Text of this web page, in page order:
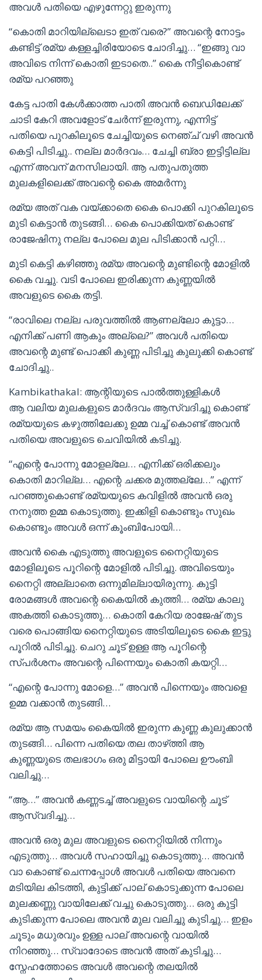
അവൾ പതിയെ എഴുന്നേറ്റു ഇരുന്നു
“കൊതി മാറിയില്ലെടാ ഇത് വരെ?” അവന്റെ നോട്ടം
കണ്ടിട്ട് രമ്യ കള്ളച്ചിരിയോടെ ചോദിച്ചു… “ഇങ്ങു വാ
അവിടെ നിന്ന് കൊതി ഇടാതെ..” കൈ നീട്ടികൊണ്ട്
രമ്യ പറഞ്ഞു
കേട്ട പാതി കേൾക്കാത്ത പാതി അവൻ ബെഡിലേക്ക്
ചാടി കേറി അവളോട്‌ ചേർന്ന് ഇരുന്നു, എന്നിട്ട്
പതിയെ പുറകിലൂടെ ചേച്ചിയുടെ നെഞ്ച് വഴി അവൻ
കെട്ടി പിടിച്ചു.. നല്ല മാർദവം… ചേച്ചി ബ്രാ ഇട്ടിട്ടില്ല
എന്ന് അവന് മനസിലായി. ആ പതുപതുത്ത
മുലകളിലെക്ക് അവന്റെ കൈ അമർന്നു
രമ്യ അത് വക വയ്ക്കാതെ കൈ പൊക്കി പുറകിലൂടെ
മുടി കെട്ടാൻ തുടങ്ങി… കൈ പൊക്കിയത് കൊണ്ട്
രാജേഷിനു നല്ല പോലെ മുല പിടിക്കാൻ പറ്റി…
മുടി കെട്ടി കഴിഞ്ഞു രമ്യ അവന്റെ മുണ്ടിന്റെ മോളിൽ
കൈ വച്ചു. വടി പോലെ ഇരിക്കുന്ന കുണ്ണയിൽ
അവളുടെ കൈ തട്ടി.
“രാവിലെ നല്ല പരുവത്തിൽ ആണല്ലോ കുട്ടാ…
എനിക്ക് പണി ആകും അല്ലെ?” അവൾ പതിയെ
അവന്റെ മുണ്ട് പൊക്കി കുണ്ണ പിടിച്ചു കുലുക്കി കൊണ്ട്
ചോദിച്ചു..
Kambikathakal: ആന്റിയുടെ പാല്‍ത്തുള്ളികള്‍
ആ വലിയ മുലകളുടെ മാർദവം ആസ്വദിച്ചു കൊണ്ട്
രമ്യയുടെ കഴുത്തിലേക്കു ഉമ്മ വച്ച് കൊണ്ട് അവൻ
പതിയെ അവളുടെ ചെവിയിൽ കടിച്ചു.
“എന്റെ പോന്നു മോളല്ലേ… എനിക്ക് ഒരിക്കലും
കൊതി മാറില്ല… എന്റെ ചക്കര മുത്തല്ലേ…” എന്ന്
പറഞ്ഞുകൊണ്ട് രമ്യയുടെ കവിളിൽ അവൻ ഒരു
നനുത്ത ഉമ്മ കൊടുത്തു. ഇക്കിളി കൊണ്ടും സുഖം
കൊണ്ടും അവൾ ഒന്ന് കൂംബിപോയി…
അവൻ കൈ എടുത്തു അവളുടെ നൈറ്റിയുടെ
മോളിലൂടെ പൂറിന്റെ മോളിൽ പിടിച്ചു. അവിടെയും
നൈറ്റി അല്ലാതെ ഒന്നുമില്ലായിരുന്നു. കുട്ടി
രോമങ്ങൾ അവന്റെ കൈയിൽ കുത്തി… രമ്യ കാലു
അകത്തി കൊടുത്തു… കൊതി കേറിയ രാജേഷ്‌ തുട
വരെ പൊങ്ങിയ നൈറ്റിയുടെ അടിയിലൂടെ കൈ ഇട്ടു
പൂറിൽ പിടിച്ചു. ചെറു ചൂട് ഉള്ള ആ പൂറിന്റെ
സ്പർശനം അവന്റെ പിന്നെയും കൊതി കയറ്റി…
“എന്റെ പോന്നു മോളെ…” അവൻ പിന്നെയും അവളെ
ഉമ്മ വക്കാൻ തുടങ്ങി…
രമ്യ ആ സമയം കൈയിൽ ഇരുന്ന കുണ്ണ കുലുക്കാൻ
തുടങ്ങി… പിന്നെ പതിയെ തല താഴ്‌ത്തി ആ
കുണ്ണയുടെ തലഭാഗം ഒരു മിട്ടായി പോലെ ഊംബി
വലിച്ചു…
“ആ…” അവൻ കണ്ണടച്ച് അവളുടെ വായിന്റെ ചൂട്
ആസ്വദിച്ചു…
അവൻ ഒരു മുല അവളുടെ നൈറ്റിയിൽ നിന്നും
എടുത്തു… അവൾ സഹായിച്ചു കൊടുത്തു… അവൻ
വാ കൊണ്ട് ചെന്നപ്പോൾ അവൾ പതിയെ അവനെ
മടിയില കിടത്തി, കുട്ടിക്ക് പാല് കൊടുക്കുന്ന പോലെ
മുലക്കണ്ണു വായിലേക്ക് വച്ചു കൊടുത്തു… ഒരു കുട്ടി
കുടിക്കുന്ന പോലെ അവൻ മുല വലിച്ചു കുടിച്ചു… ഇളം
ചൂടും മധുരവും ഉള്ള പാല് അവന്റെ വായിൽ
നിറഞ്ഞു… സ്വാദോടെ അവൻ അത് കുടിച്ചു…
സ്നേഹത്തോടെ അവൾ അവന്റെ തലയിൽ